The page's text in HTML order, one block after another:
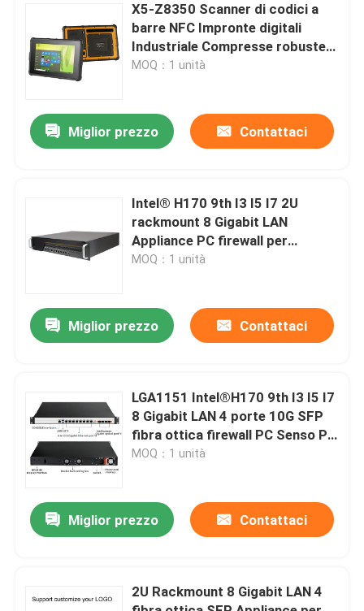
Casa
Chi siamo
Controllo di qualità
Richiedere un preventivo
Mini Pc industriale
PC irregolare della compressa
X5-Z8350 Scanner di codici a
barre NFC Impronte digitali
Industriale Compresse robuste
da 8 pollici Win10 Touch Screen
MOQ：1 unità
Miglior prezzo Contattaci
Intel® H170 9th I3 I5 I7 2U
rackmount 8 Gigabit LAN
Appliance PC firewall per
computer industriale
MOQ：1 unità
Miglior prezzo Contattaci
LGA1151 Intel®H170 9th I3 I5 I7
8 Gigabit LAN 4 porte 10G SFP
fibra ottica firewall PC Senso PF
soft router
MOQ：1 unità
Miglior prezzo Contattaci
2U Rackmount 8 Gigabit LAN 4